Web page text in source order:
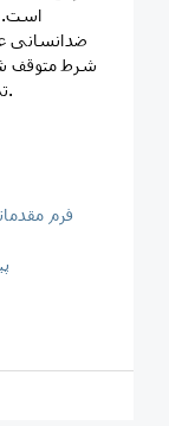
است.
ضدانسانی
شرط متوقف
تمامی دانشجویان تعلیق و اخراج‌شده بازگردد.
فرم